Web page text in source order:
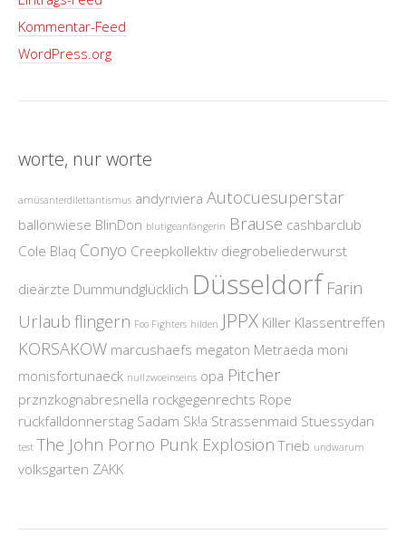
Kommentar-Feed
WordPress.org
worte, nur worte
amüsanterdilettantismus andyriviera Autocuesuperstar
ballonwiese BlinDon blutigeanfängerin Brause cashbarclub
Cole Blaq Conyo Creepkollektiv diegrobeliederwurst
dieärzte Dummundglücklich Düsseldorf Farin
Urlaub flingern Foo Fighters hilden JPPX Killer Klassentreffen
KORSAKOW marcushaefs megaton Metraeda moni
monisfortunaeck nullzwoeinseins opa Pitcher
prznzkognabresnella rockgegenrechts Rope
rückfalldonnerstag Sadam Sk!a Strassenmaid Stuessydan
test The John Porno Punk Explosion Trieb undwarum
volksgarten ZAKK